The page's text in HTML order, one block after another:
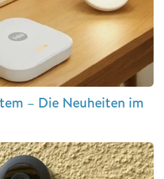
– Die Neuheiten im